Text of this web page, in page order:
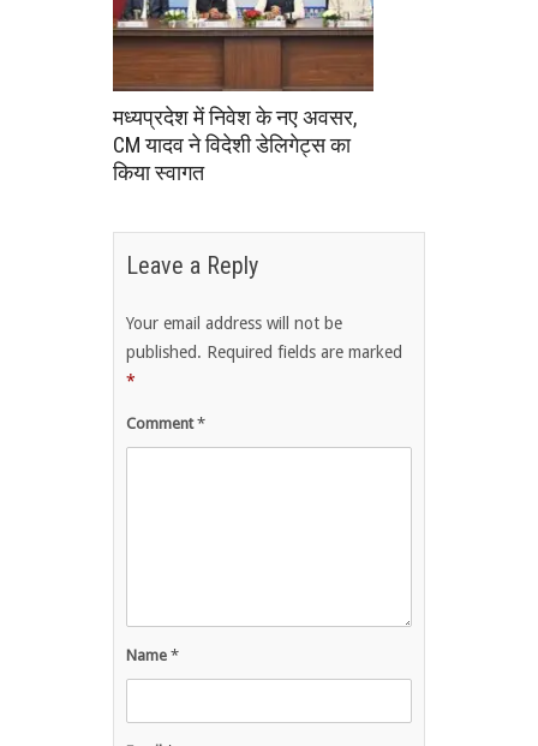
मध्यप्रदेश में निवेश के नए अवसर,
CM यादव ने विदेशी डेलिगेट्स का
किया स्वागत
Leave a Reply
Your email address will not be
published. Required fields are marked
*
Comment*
Name *